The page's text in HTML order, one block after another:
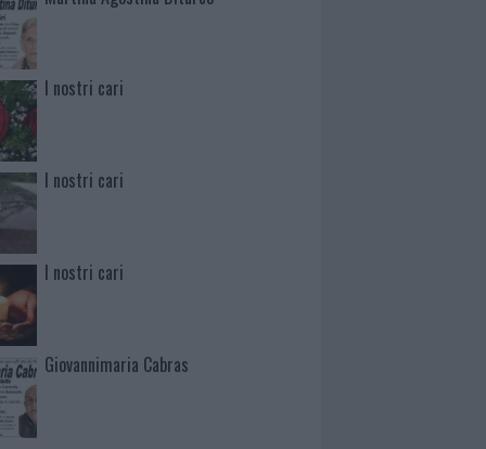
I nostri cari
I nostri cari
I nostri cari
Giovannimaria Cabras